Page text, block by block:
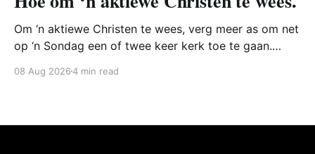
Om ‘n aktiewe Christen te wees, verg meer as om net
op ‘n Sondag een of twee keer kerk toe te gaan.
moet streef daarna om soos Christus te wees en
08 Aug 20264 min read